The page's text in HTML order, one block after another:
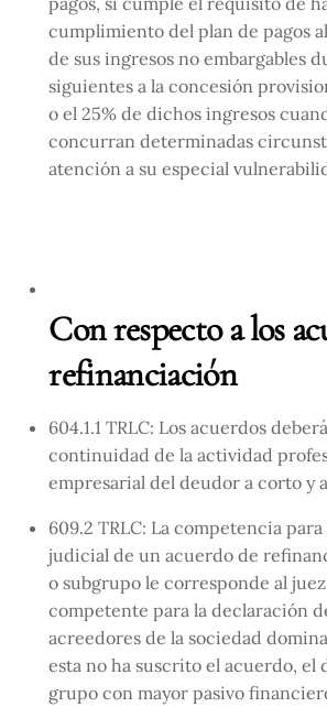
cumplimiento del plan de pagos
de sus ingresos no embargables
siguientes a la concesión
o el 25% de dichos ingresos
concurran determinadas
atención a su especial
Con respecto a los
refinanciación
604.1.1 TRLC: Los acuerdos
continuidad de la actividad
empresarial del deudor a corto y
609.2 TRLC: La competencia
judicial de un acuerdo de
o subgrupo le corresponde al
competente para la declaración
acreedores de la sociedad
esta no ha suscrito el acuerdo, el
grupo con mayor pasivo